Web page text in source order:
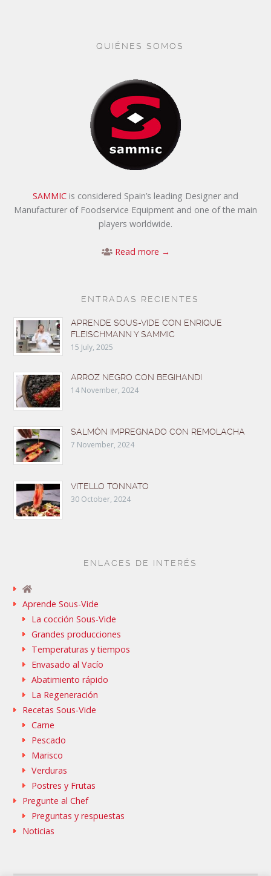
QUIÉNES SOMOS
SAMMIC is considered Spain’s leading Designer and
Manufacturer of Foodservice Equipment and one of the main
players worldwide.
Read more →
ENTRADAS RECIENTES
APRENDE SOUS-VIDE CON ENRIQUE
FLEISCHMANN Y SAMMIC
15 July, 2025
ARROZ NEGRO CON BEGIHANDI
14 November, 2024
SALMÓN IMPREGNADO CON REMOLACHA
7 November, 2024
VITELLO TONNATO
30 October, 2024
ENLACES DE INTERÉS
Aprende Sous-Vide
La cocción Sous-Vide
Grandes producciones
Temperaturas y tiempos
Envasado al Vacío
Abatimiento rápido
La Regeneración
Recetas Sous-Vide
Carne
Pescado
Marisco
Verduras
Postres y Frutas
Pregunte al Chef
Preguntas y respuestas
Noticias